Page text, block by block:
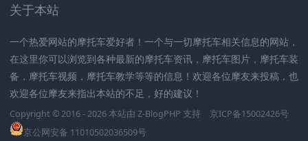
关于本站
一个热爱网站的摩托车爱好者！一个与一切摩托车相关信息的网站，
在这里你可以浏览到各种最新的摩托车资讯，摩托车图片，摩托车装
备，摩托车视频，摩托车教学等等的信息！欢迎各位摩友来投稿，也
欢迎各位摩友来指出本站的不足，好的建议！
Copyright © 2016 - 2026 本站由 Z-BlogPHP 支持
京ICP备15002426号
京公网安备 11010502036509号